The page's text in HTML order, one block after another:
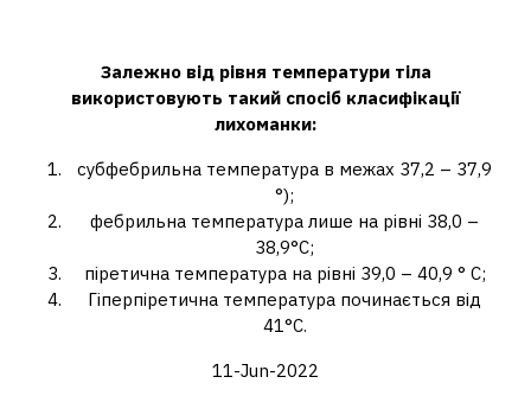
Залежно від рівня температури тіла
використовують такий спосіб класифікації
лихоманки:
субфебрильна температура в межах 37,2 – 37,9
°);
фебрильна температура лише на рівні 38,0 –
38,9°С;
піретична температура на рівні 39,0 – 40,9 ° С;
Гіперпіретична температура починається від
41°С.
11-Jun-2022